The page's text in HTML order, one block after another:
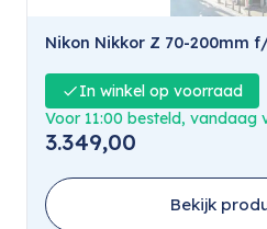
Nikon Nikkor Z 70-200mm
In winkel op voorraad
Voor 11:00 besteld, vandaag
3.349,00
Bekijk